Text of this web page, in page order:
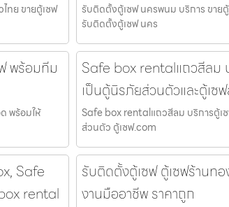
ทย ขายตู้เซฟ
รับติดตั้งตู้เซฟ นครพนม บริการ ขาย
รับติดตั้งตู้เซฟ นคร
พร้อมทีม
พร้อมให้
Safe box rentalแถวสีลม
เป็นตู้นิรภัยส่วนตัวและตู้เซ
Safe box rentalแถวสีลม บริการตู้เ
ส่วนตัว ตู้เซฟ.com
Safe
rental
รับติดตั้งตู้เซฟ ตู้เซฟร้านท
งานมืออาชีพ ราคาถูก